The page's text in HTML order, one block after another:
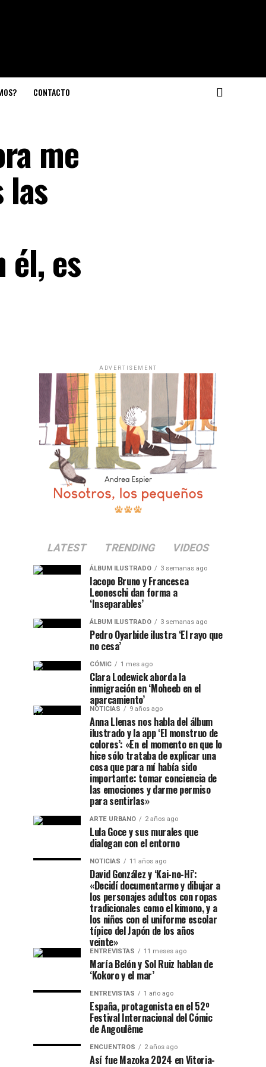
CONTACTO
me
las
es
ADVERTISEMENT
LATEST TRENDING VIDEOS
ÁLBUM ILUSTRADO 3 semanas ago
Iacopo Bruno y Francesca
Leoneschi dan forma a
‘Inseparables’
ÁLBUM ILUSTRADO 3 semanas ago
Pedro Oyarbide ilustra ‘El rayo que
no cesa’
CÓMIC 1 mes ago
Clara Lodewick aborda la
inmigración en ‘Moheeb en el
aparcamiento’
NOTICIAS 9 años ago
Anna Llenas nos habla del álbum
ilustrado y la app ‘El monstruo de
colores’: «En el momento en que lo
hice sólo trataba de explicar una
cosa que para mí había sido
importante: tomar conciencia de
las emociones y darme permiso
para sentirlas»
ARTE URBANO 2 años ago
Lula Goce y sus murales que
dialogan con el entorno
NOTICIAS 11 años ago
David González y ‘Kai-no-Hi’:
«Decidí documentarme y dibujar a
los personajes adultos con ropas
tradicionales como el kimono, y a
los niños con el uniforme escolar
típico del Japón de los años
veinte»
ENTREVISTAS 11 meses ago
María Belón y Sol Ruiz hablan de
‘Kokoro y el mar’
ENTREVISTAS 1 año ago
España, protagonista en el 52º
Festival Internacional del Cómic
de Angoulême
ENCUENTROS 2 años ago
Así fue Mazoka 2024 en Vitoria-